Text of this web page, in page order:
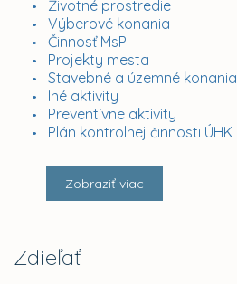
Životné prostredie
Výberové konania
Činnosť MsP
Projekty mesta
Stavebné a územné konania
Iné aktivity
Preventívne aktivity
Plán kontrolnej činnosti ÚHK
Zobraziť viac
Zdieľať